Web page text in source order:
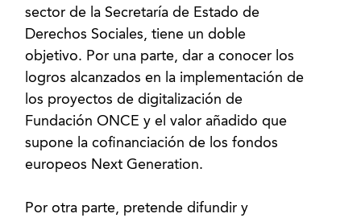
sector de la Secretaría de Estado de
Derechos Sociales, tiene un doble
objetivo. Por una parte, dar a conocer los
logros alcanzados en la implementación de
los proyectos de digitalización de
Fundación ONCE y el valor añadido que
supone la cofinanciación de los fondos
europeos Next Generation.
Por otra parte, pretende difundir y